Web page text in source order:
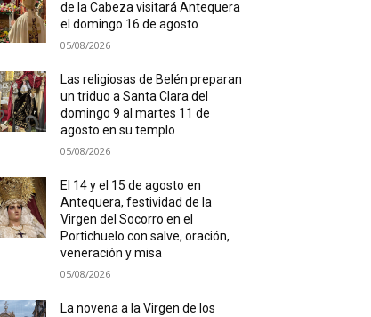
de la Cabeza visitará Antequera
el domingo 16 de agosto
05/08/2026
Las religiosas de Belén preparan
un triduo a Santa Clara del
domingo 9 al martes 11 de
agosto en su templo
05/08/2026
El 14 y el 15 de agosto en
Antequera, festividad de la
Virgen del Socorro en el
Portichuelo con salve, oración,
veneración y misa
05/08/2026
La novena a la Virgen de los